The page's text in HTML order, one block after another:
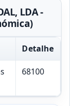
LDA -
Detalhe
68100